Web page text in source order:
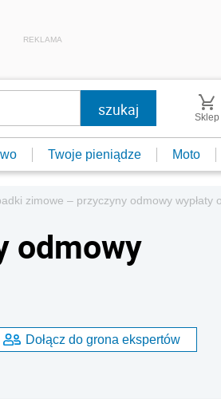
REKLAMA
Sklep
Twoje pieniądze Moto
zimowe – przyczyny odmowy wypłaty
odmowy
Dołącz do grona ekspertów